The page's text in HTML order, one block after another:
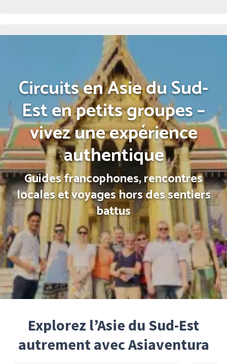
Circuits en Asie du Sud-
Est en petits groupes –
vivez une expérience
authentique
Guides francophones, rencontres
locales et voyages hors des sentiers
battus
Explorez l’Asie du Sud-Est
autrement avec Asiaventura